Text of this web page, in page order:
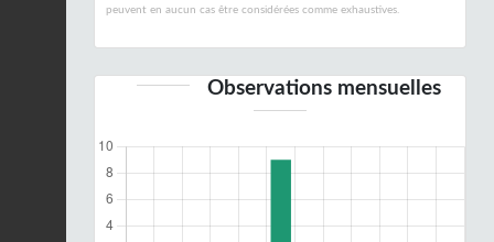
peuvent en aucun cas être considérées comme exhaustives.
Observations mensuelles